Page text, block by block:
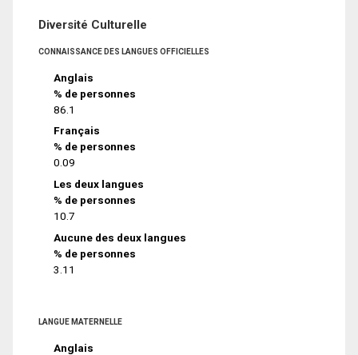
Diversité Culturelle
CONNAISSANCE DES LANGUES OFFICIELLES
Anglais
% de personnes
86.1
Français
% de personnes
0.09
Les deux langues
% de personnes
10.7
Aucune des deux langues
% de personnes
3.11
LANGUE MATERNELLE
Anglais